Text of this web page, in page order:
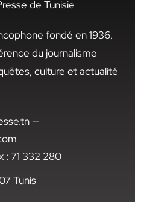
de Tunisie
fondé en 1936,
du journalisme
culture et actualité
—
: 71 332 280
Tunis